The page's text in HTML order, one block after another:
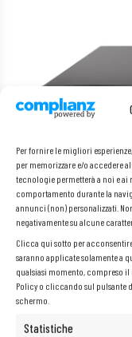
Per fornire le migliori
per memorizzare e/o accedere
tecnologie permetterà a noi e
comportamento durante la
annunci (non) personalizzati.
negativamente su alcune
Clicca qui sotto per
saranno applicate solamente a
qualsiasi momento, compreso
Policy o cliccando sul pulsante
schermo.
Statistiche